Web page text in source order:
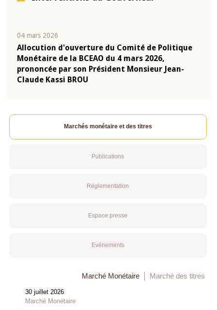
04 mars 2026
Allocution d'ouverture du Comité de Politique
Monétaire de la BCEAO du 4 mars 2026,
prononcée par son Président Monsieur Jean-
Claude Kassi BROU
Marchés monétaire et des titres
Publications
Réglementation
Espace presse
Evénements
Marché Monétaire Marché des titres
30 juillet 2026
Marché Monétaire